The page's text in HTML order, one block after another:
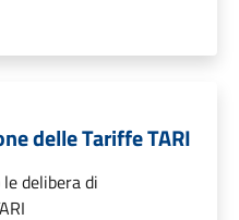
delle Tariffe TARI
delibera di